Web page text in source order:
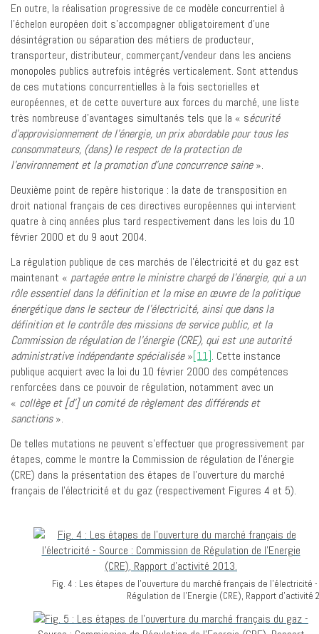
En outre, la réalisation progressive de ce modèle concurrentiel à
l’échelon européen doit s’accompagner obligatoirement d’une
désintégration ou séparation des métiers de producteur,
transporteur, distributeur, commerçant/vendeur dans les anciens
monopoles publics autrefois intégrés verticalement. Sont attendus
de ces mutations concurrentielles à la fois sectorielles et
européennes, et de cette ouverture aux forces du marché, une liste
très nombreuse d’avantages simultanés tels que la « sécurité
d’approvisionnement de l’énergie, un prix abordable pour tous les
consommateurs, (dans) le respect de la protection de
l’environnement et la promotion d’une concurrence saine».
Deuxième point de repère historique : la date de transposition en
droit national français de ces directives européennes qui intervient
quatre à cinq années plus tard respectivement dans les lois du 10
février 2000 et du 9 aout 2004.
La régulation publique de ces marchés de l’électricité et du gaz est
maintenant « partagée entre le ministre chargé de l’énergie, qui a un
rôle essentiel dans la définition et la mise en œuvre de la politique
énergétique dans le secteur de l’électricité, ainsi que dans la
définition et le contrôle des missions de service public, et la
Commission de régulation de l’énergie (CRE), qui est une autorité
administrative indépendante spécialisée»[11]. Cette instance
publique acquiert avec la loi du 10 février 2000 des compétences
renforcées dans ce pouvoir de régulation, notamment avec un
« collège et [d’] un comité de règlement des différends et
sanctions».
De telles mutations ne peuvent s’effectuer que progressivement par
étapes, comme le montre la Commission de régulation de l’énergie
(CRE) dans la présentation des étapes de l’ouverture du marché
français de l’électricité et du gaz (respectivement Figures 4 et 5).
Fig. 4 : Les étapes de l’ouverture du marché français de l’électricité
Régulation de l’Energie (CRE), Rapport d’activité